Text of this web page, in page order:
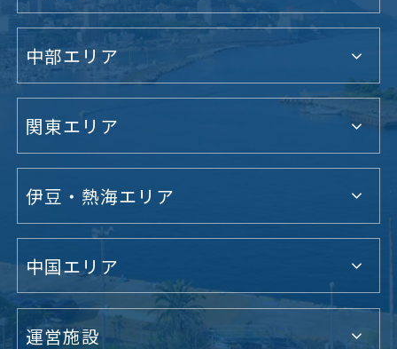
中部エリア
関東エリア
伊豆・熱海エリア
中国エリア
運営施設